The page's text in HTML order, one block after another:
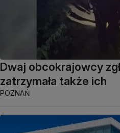
Dwaj obcokrajowcy
zatrzymała także ich
POZNAŃ